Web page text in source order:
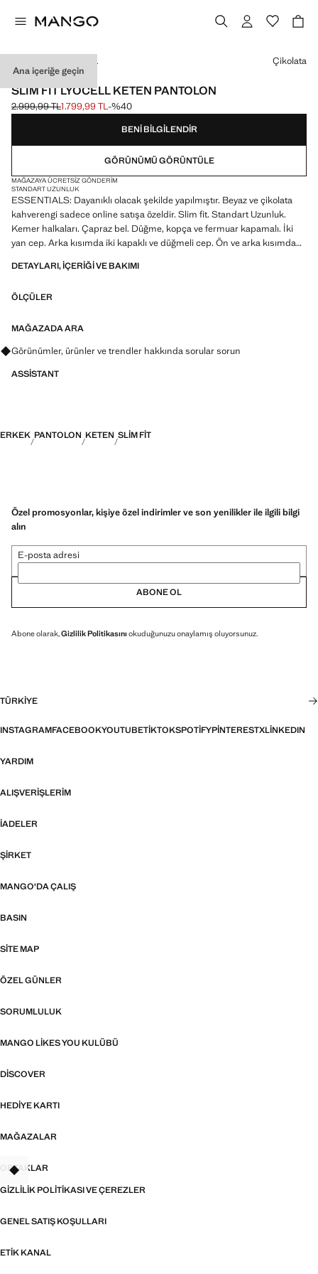
Ana içeriğe geçin
ESSENTIALS
SLIM FIT LYOCELL KETEN PANTOLON
Üstü çizili ilk fiyat [2.999,99 TL ]
2.999,99 TL
Güncel fiyat [1.799,99 TL ]
1.799,99 TL-%40
Bir renk seçin
Çikolata
BENI BILGILENDIR
GÖRÜNÜMÜ GÖRÜNTÜLE
MAĞAZAYA ÜCRETSIZ GÖNDERIM
STANDART UZUNLUK
ESSENTIALS: Dayanıklı olacak şekilde yapılmıştır. Beyaz ve çikolata
kahverengi sadece online satışa özeldir. Slim fit. Standart Uzunluk.
Kemer halkaları. Çapraz bel. Düğme, kopça ve fermuar kapamalı. İki
yan cep. Arka kısımda iki kapaklı ve düğmeli cep. Ön ve arka kısımda
ürünlerimize yeni dayanıklılık testleri ekledik. Özenle tasarlanan bu
DETAYLARI, IÇERIĞI VE BAKIMI
ÖLÇÜLER
MAĞAZADA ARA
Görünümler, ürünler ve trendler hakkında sorular sorun
ASSISTANT
ERKEK PANTOLON KETEN SLIM FIT
Özel promosyonlar, kişiye özel indirimler ve son yenilikler ile ilgili bilgi
alın
E-posta adresi
ABONE OL
Abone olarak,Gizlilik Politikasını okuduğunuzu onaylamış oluyorsunuz.
TÜRKIYE
INSTAGRAMFACEBOOKYOUTUBETIKTOKSPOTIFYPINTERESTXLINKEDIN
YARDIM
ALIŞVERIŞLERIM
İADELER
ŞIRKET
MANGO'DA ÇALIŞ
BASIN
SITE MAP
ÖZEL GÜNLER
SORUMLULUK
MANGO LIKES YOU KULÜBÜ
DISCOVER
HEDIYE KARTI
MAĞAZALAR
ORTAKLAR
GIZLILIK POLITIKASI VE ÇEREZLER
GENEL SATIŞ KOŞULLARI
ETIK KANAL